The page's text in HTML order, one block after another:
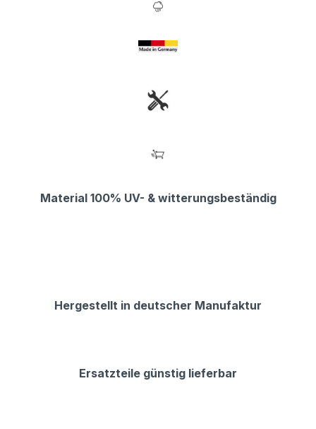
Material 100% UV- & witterungsbeständig
Hergestellt in deutscher Manufaktur
Ersatzteile günstig lieferbar